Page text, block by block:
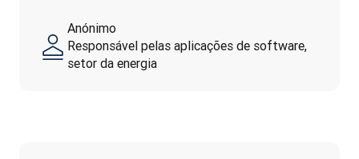
Anónimo
Responsável pelas aplicações de software,
setor da energia